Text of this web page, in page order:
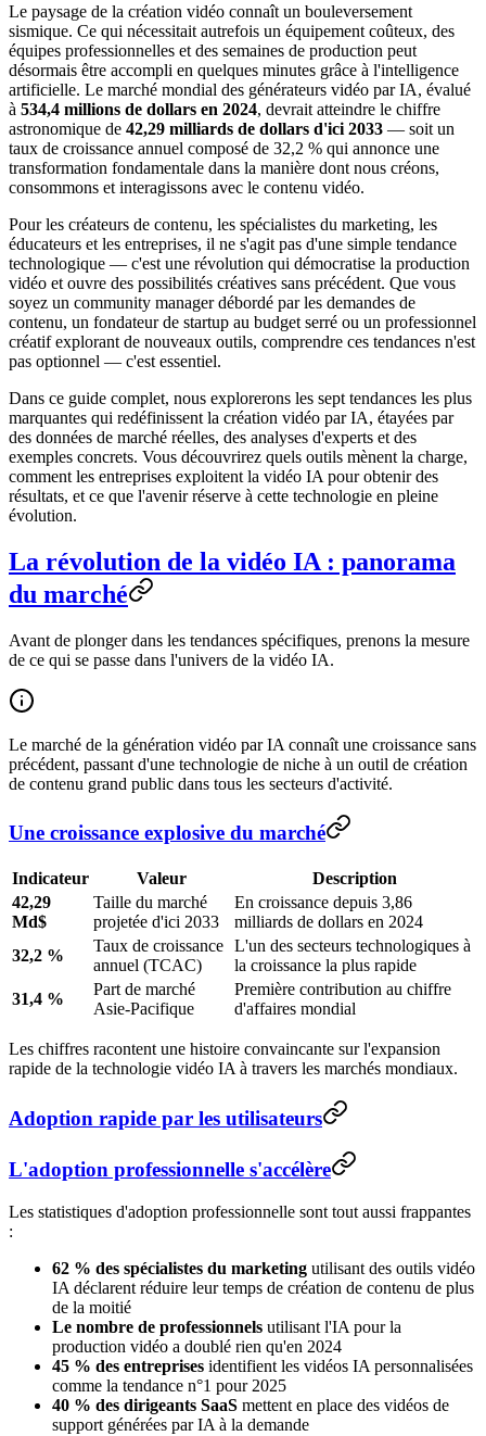
Le paysage de la création vidéo connaît un bouleversement
sismique. Ce qui nécessitait autrefois un équipement coûteux, des
équipes professionnelles et des semaines de production peut
désormais être accompli en quelques minutes grâce à l'intelligence
artificielle. Le marché mondial des générateurs vidéo par IA, évalué
à 534,4 millions de dollars en 2024, devrait atteindre le chiffre
astronomique de 42,29 milliards de dollars d'ici 2033 — soit un
taux de croissance annuel composé de 32,2 % qui annonce une
transformation fondamentale dans la manière dont nous créons,
consommons et interagissons avec le contenu vidéo.
Pour les créateurs de contenu, les spécialistes du marketing, les
éducateurs et les entreprises, il ne s'agit pas d'une simple tendance
technologique — c'est une révolution qui démocratise la production
vidéo et ouvre des possibilités créatives sans précédent. Que vous
soyez un community manager débordé par les demandes de
contenu, un fondateur de startup au budget serré ou un professionnel
créatif explorant de nouveaux outils, comprendre ces tendances n'est
pas optionnel — c'est essentiel.
Dans ce guide complet, nous explorerons les sept tendances les plus
marquantes qui redéfinissent la création vidéo par IA, étayées par
des données de marché réelles, des analyses d'experts et des
exemples concrets. Vous découvrirez quels outils mènent la charge,
comment les entreprises exploitent la vidéo IA pour obtenir des
résultats, et ce que l'avenir réserve à cette technologie en pleine
évolution.
La révolution de la vidéo IA : panorama
du marché
Avant de plonger dans les tendances spécifiques, prenons la mesure
de ce qui se passe dans l'univers de la vidéo IA.
Le marché de la génération vidéo par IA connaît une croissance sans
précédent, passant d'une technologie de niche à un outil de création
de contenu grand public dans tous les secteurs d'activité.
Une croissance explosive du marché
Indicateur Valeur
Description
42,29
Md$
Taille du marché
projetée d'ici 2033
En croissance depuis 3,86
milliards de dollars en 2024
32,2 %
Taux de croissance
annuel (TCAC)
L'un des secteurs technologiques à
la croissance la plus rapide
31,4 %
Part de marché
Asie-Pacifique
Première contribution au chiffre
d'affaires mondial
Les chiffres racontent une histoire convaincante sur l'expansion
rapide de la technologie vidéo IA à travers les marchés mondiaux.
Adoption rapide par les utilisateurs
L'adoption professionnelle s'accélère
Les statistiques d'adoption professionnelle sont tout aussi frappantes
:
62 % des spécialistes du marketing utilisant des outils vidéo
IA déclarent réduire leur temps de création de contenu de plus
de la moitié
Le nombre de professionnels utilisant l'IA pour la
production vidéo a doublé rien qu'en 2024
45 % des entreprises identifient les vidéos IA personnalisées
comme la tendance n°1 pour 2025
40 % des dirigeants SaaS mettent en place des vidéos de
support générées par IA à la demande